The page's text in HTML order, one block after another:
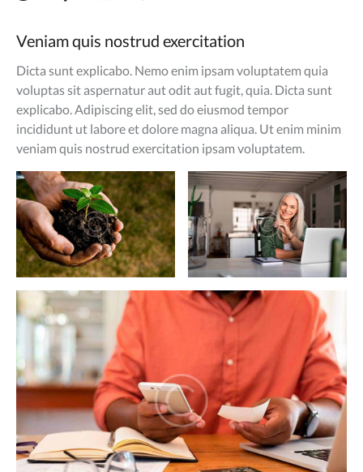
Veniam quis nostrud exercitation
Dicta sunt explicabo. Nemo enim ipsam voluptatem quia
voluptas sit aspernatur aut odit aut fugit, quia. Dicta sunt
explicabo. Adipiscing elit, sed do eiusmod tempor
incididunt ut labore et dolore magna aliqua. Ut enim minim
veniam quis nostrud exercitation ipsam voluptatem.